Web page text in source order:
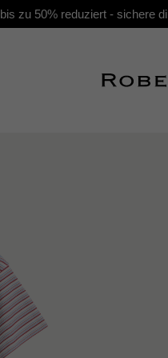
zu 50% reduziert - sichere